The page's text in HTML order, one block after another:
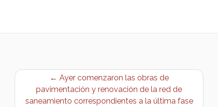
← Ayer comenzaron las obras de
pavimentación y renovación de la red de
saneamiento correspondientes a la última fase